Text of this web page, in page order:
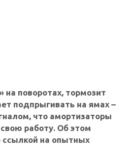
на поворотах, тормозит
подпрыгивать на ямах –
что амортизаторы
работу. Об этом
ссылкой на опытных